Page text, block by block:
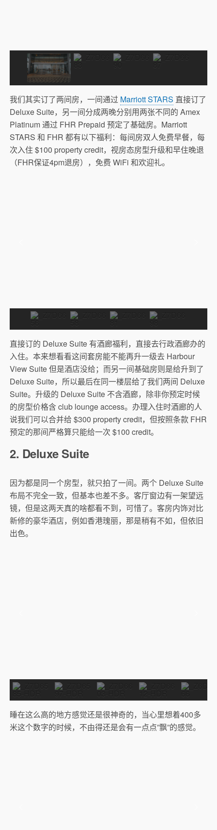
我们其实订了两间房，一间通过 Marriott STARS 直接订了
Deluxe Suite，另一间分成两晚分别用两张不同的 Amex
Platinum 通过 FHR Prepaid 预定了基础房。Marriott
STARS 和 FHR 都有以下福利：每间房双人免费早餐，每
次入住 $100 property credit，视房态房型升级和早住晚退
（FHR保证4pm退房），免费 WiFi 和欢迎礼。
直接订的 Deluxe Suite 有酒廊福利，直接去行政酒廊办的
入住。本来想看看这间套房能不能再升一级去 Harbour
View Suite 但是酒店没给；而另一间基础房则是给升到了
Deluxe Suite，所以最后在同一楼层给了我们两间 Deluxe
Suite。升级的 Deluxe Suite 不含酒廊，除非你预定时候
的房型价格含 club lounge access。办理入住时酒廊的人
说我们可以合并给 $300 property credit，但按照条款 FHR
预定的那间严格算只能给一次 $100 credit。
2. Deluxe Suite
因为都是同一个房型，就只拍了一间。两个 Deluxe Suite
布局不完全一致，但基本也差不多。客厅窗边有一架望远
镜，但是这两天真的啥都看不到，可惜了。客房内饰对比
新修的豪华酒店，例如香港瑰丽，那是稍有不如，但依旧
出色。
睡在这么高的地方感觉还是很神奇的，当心里想着400多
米这个数字的时候，不由得还是会有一点点”飘”的感觉。